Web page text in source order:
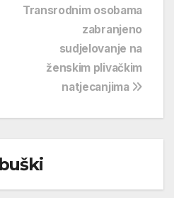
Transrodnim osobama
zabranjeno
sudjelovanje na
ženskim plivačkim
natjecanjima